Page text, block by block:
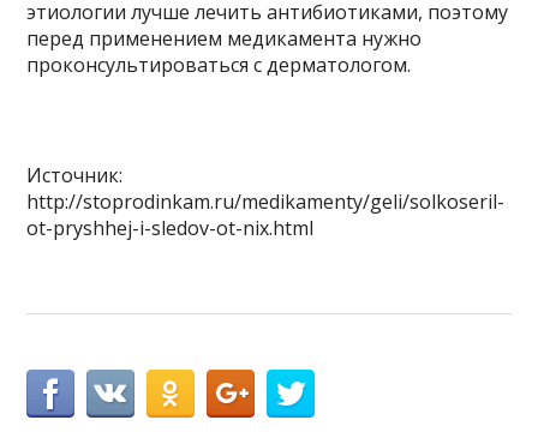
этиологии лучше лечить антибиотиками, поэтому
перед применением медикамента нужно
проконсультироваться с дерматологом.
Источник:
http://stoprodinkam.ru/medikamenty/geli/solkoseril-
ot-pryshhej-i-sledov-ot-nix.html